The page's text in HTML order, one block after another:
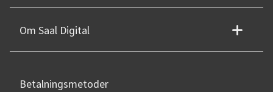
Om Saal Digital
Betalningsmetoder